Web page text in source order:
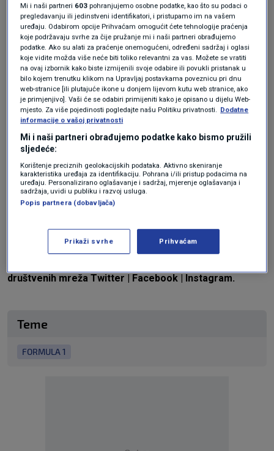
informacijama, strane su također vrlo blizu
dogovora. Ako se to dogodi sljedeće godine,
Formula 1 bi na Svjetskom prvenstvu 2023.
mogla imati čak 24 utrke, što bi bilo najviše do
sada. Novo mjesto događanja sljedeće godine
također će biti Las Vegas.
Kyalami je redovito bio domaćin utrka Formule
1 1970-ih i 1980-ih, posljednja je dosad bila
1993., a kasnije ih nije bilo na afričkom
kontinentu.
društvenih mreža Twitter | Facebook | Instagram.
Teme
FORMULA 1
Mi i naši partneri 603 pohranjujemo osobne podatke, kao što su podaci o
pregledavanju ili jedinstveni identifikatori, i pristupamo im na vašem
uređaju. Odabirom opcije Prihvaćam omogućit ćete tehnologije praćenja
koje podržavaju svrhe za čije pružanje mi i naši partneri obrađujemo
podatke. Ako su alati za praćenje onemogućeni, određeni sadržaj i oglasi
koje vidite možda više neće biti toliko relevantni za vas. Možete se vratiti
na ovaj izbornik kako biste izmijenili svoje odabire ili povukli pristanak u
bilo kojem trenutku klikom na Upravljaj postavkama poveznicu pri dnu
web-stranice [ili plutajuće ikone u donjem lijevom kutu web stranice, ako
je primjenjivo]. Vaši će se odabiri primijeniti kako je opisano u dijelu Web-
mjesto. Za više pojedinosti pogledajte našu Politiku privatnosti. Dodatne
informacije o vašoj privatnosti
Mi i naši partneri obrađujemo podatke kako bismo pružili
sljedeće:
Korištenje preciznih geolokacijskih podataka. Aktivno skeniranje
karakteristika uređaja za identifikaciju. Pohrana i/ili pristup podacima na
uređaju. Personalizirano oglašavanje i sadržaj, mjerenje oglašavanja i
sadržaja, uvidi u publiku i razvoj usluga.
Popis partnera (dobavljača)
Prikaži svrhe Prihvaćam